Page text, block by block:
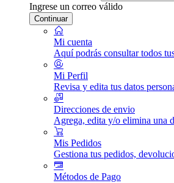
Ingrese un correo válido
Continuar
Mi cuenta
Aquí podrás consultar todos
Mi Perfil
Revisa y edita tus datos
Direcciones de envio
Agrega, edita y/o elimina una
Mis Pedidos
Gestiona tus pedidos,
Métodos de Pago